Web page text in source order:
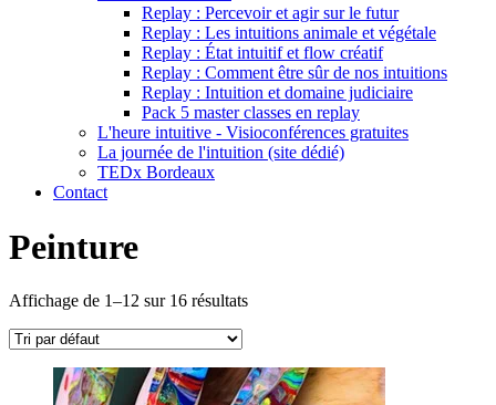
Replay : Percevoir et agir sur le futur
Replay : Les intuitions animale et végétale
Replay : État intuitif et flow créatif
Replay : Comment être sûr de nos intuitions
Replay : Intuition et domaine judiciaire
Pack 5 master classes en replay
L'heure intuitive - Visioconférences gratuites
La journée de l'intuition (site dédié)
TEDx Bordeaux
Contact
Peinture
Affichage de 1–12 sur 16 résultats